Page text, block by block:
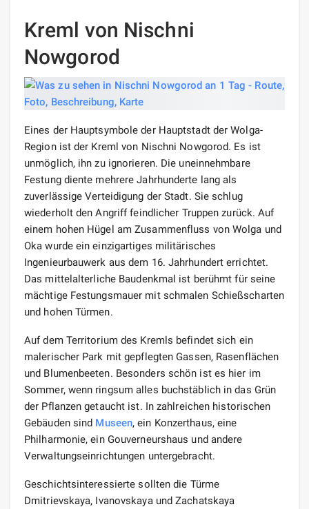
Kreml von Nischni
Nowgorod
Eines der Hauptsymbole der Hauptstadt der Wolga-
Region ist der Kreml von Nischni Nowgorod. Es ist
unmöglich, ihn zu ignorieren. Die uneinnehmbare
Festung diente mehrere Jahrhunderte lang als
zuverlässige Verteidigung der Stadt. Sie schlug
wiederholt den Angriff feindlicher Truppen zurück. Auf
einem hohen Hügel am Zusammenfluss von Wolga und
Oka wurde ein einzigartiges militärisches
Ingenieurbauwerk aus dem 16. Jahrhundert errichtet.
Das mittelalterliche Baudenkmal ist berühmt für seine
mächtige Festungsmauer mit schmalen Schießscharten
und hohen Türmen.
Auf dem Territorium des Kremls befindet sich ein
malerischer Park mit gepflegten Gassen, Rasenflächen
und Blumenbeeten. Besonders schön ist es hier im
Sommer, wenn ringsum alles buchstäblich in das Grün
der Pflanzen getaucht ist. In zahlreichen historischen
Gebäuden sind Museen, ein Konzerthaus, eine
Philharmonie, ein Gouverneurshaus und andere
Verwaltungseinrichtungen untergebracht.
Geschichtsinteressierte sollten die Türme
Dmitrievskaya, Ivanovskaya und Zachatskaya